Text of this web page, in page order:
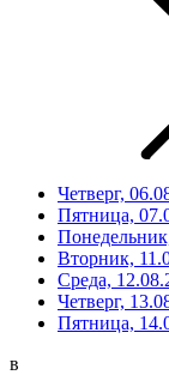
Четверг,
Пятница,
Вторник,
Среда,
Четверг,
Пятница,
в